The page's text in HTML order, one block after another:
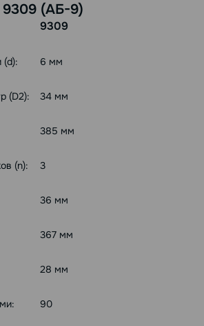
9309 (АБ-9)
9309
(d): 6 мм
(D2): 34 мм
385 мм
(n): 3
36 мм
367 мм
28 мм
90